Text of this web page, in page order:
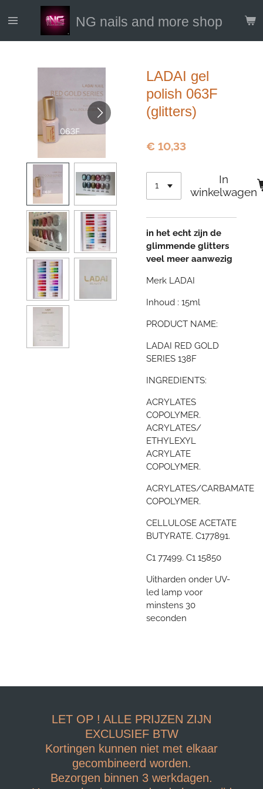
direct
NG nails and more shop
LADAI gel
polish 063F
(glitters)
€ 10,33
In
winkelwagen
in het echt zijn de
glimmende glitters
veel meer aanwezig
Merk LADAI
Inhoud : 15ml
PRODUCT NAME:
LADAI RED GOLD
SERIES 138F
INGREDIENTS:
ACRYLATES
COPOLYMER.
ACRYLATES/
ETHYLEXYL
ACRYLATE
COPOLYMER.
ACRYLATES/CARBAMATE
COPOLYMER.
CELLULOSE ACETATE
BUTYRATE. C177891.
C1 77499. C1 15850
Uitharden onder UV-
led lamp voor
minstens 30
seconden
LET OP ! ALLE PRIJZEN ZIJN
EXCLUSIEF BTW
Kortingen kunnen niet met elkaar
gecombineerd worden.
Bezorgen binnen 3 werkdagen.